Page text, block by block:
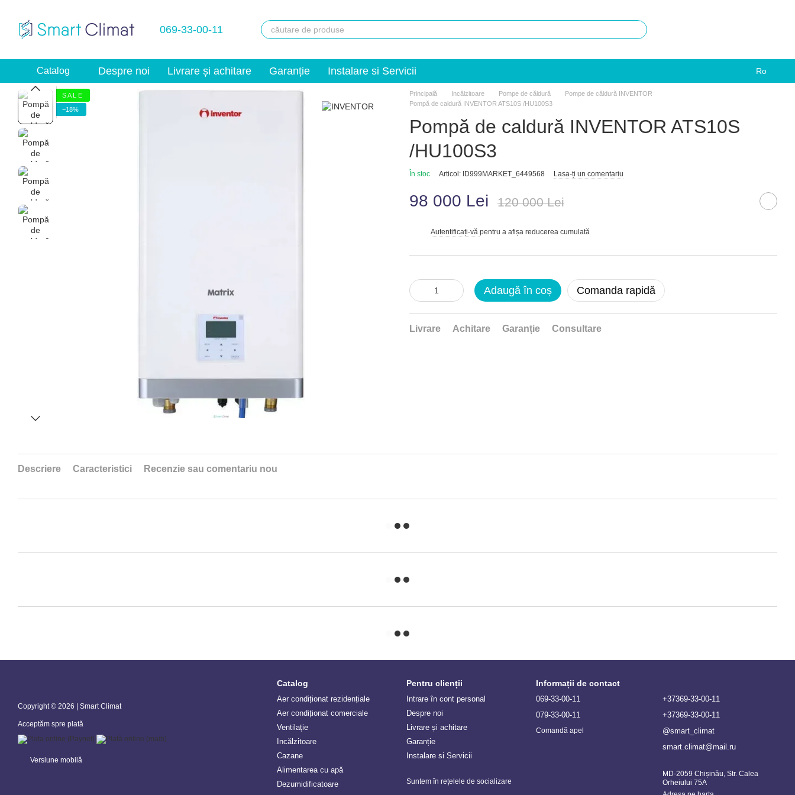
069-33-00-11
Catalog Despre noi Livrare și achitare Garanție Instalare si Servicii Ro
S A L E
−18%
Principală Incălzitoare Pompe de căldură
Pompe de căldură INVENTOR
Pompă de caldură INVENTOR ATS10S /HU100S3
Pompă de caldură INVENTOR ATS10S
/HU100S3
În stoc Articol: ID999MARKET_6449568 Lasa-ți un comentariu
98 000 Lei 120 000 Lei
Autentificați-vă pentru a afișa reducerea cumulată
Adaugă în coș Comanda rapidă
Livrare Achitare Garanție Consultare
Descriere Caracteristici Recenzie sau comentariu nou
Copyright © 2026 | Smart Climat
Acceptăm spre plată
Versiune mobilă
Catalog
Aer condiționat rezidențiale
Aer condiționat comerciale
Ventilație
Incălzitoare
Сazane
Alimentarea cu apă
Dezumidificatoare
Pentru clienții
Intrare în cont personal
Despre noi
Livrare și achitare
Garanție
Instalare si Servicii
Suntem în rețelele de socializare
Informații de contact
069-33-00-11
079-33-00-11
Comandă apel
+37369-33-00-11
+37369-33-00-11
@smart_climat
smart.climat@mail.ru
MD-2059 Chișinău, Str. Calea
Orheiului 75A